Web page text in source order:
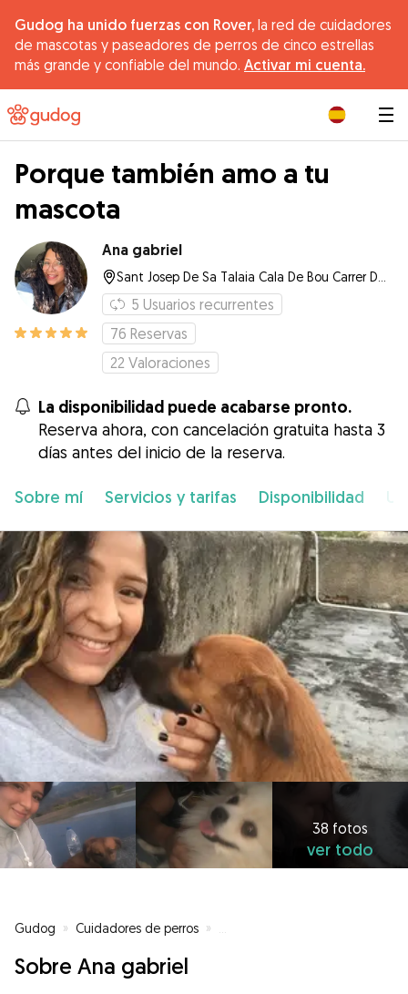
Gudog ha unido fuerzas con Rover, la red de cuidadores
de mascotas y paseadores de perros de cinco estrellas
más grande y confiable del mundo. Activar mi cuenta.
Porque también amo a tu
mascota
Ana gabriel
5 Usuarios recurrentes
76 Reservas
22 Valoraciones
La disponibilidad puede acabarse pronto.
Reserva ahora, con cancelación gratuita hasta 3
días antes del inicio de la reserva.
Sobre mí Servicios y tarifas Disponibilidad
38 fotos
ver todo
Gudog » Cuidadores de perros »
Sobre Ana gabriel